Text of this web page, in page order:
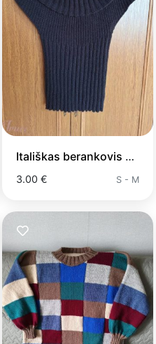
Itališkas berankovis megztinis
3.00 € S - M